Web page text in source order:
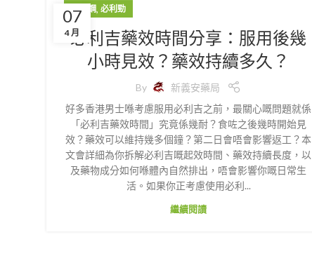
07
4 月
威而鋼, 必利勁
必利吉藥效時間分享：服用後幾
小時見效？藥效持續多久？
By
新義安藥局
好多香港男士喺考慮服用必利吉之前，最關心嘅問題就係
「必利吉藥效時間」究竟係幾耐？食咗之後幾時開始見
效？藥效可以維持幾多個鐘？第二日會唔會影響返工？本
文會詳細為你拆解必利吉嘅起效時間、藥效持續長度，以
及藥物成分如何喺體內自然排出，唔會影響你嘅日常生
活。如果你正考慮使用必利...
繼續閱讀